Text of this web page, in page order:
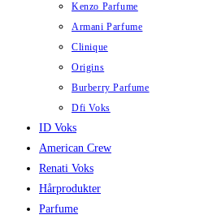
Kenzo Parfume
Armani Parfume
Clinique
Origins
Burberry Parfume
Dfi Voks
ID Voks
American Crew
Renati Voks
Hårprodukter
Parfume